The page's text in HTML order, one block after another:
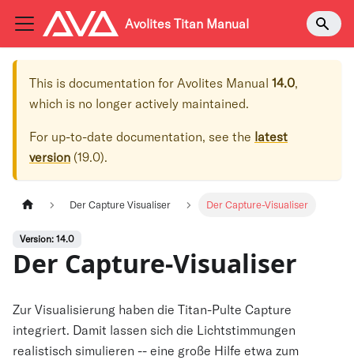
Avolites Titan Manual
This is documentation for Avolites Manual 14.0,
which is no longer actively maintained.
For up-to-date documentation, see the latest
version (19.0).
Der Capture Visualiser Der Capture-Visualiser
Version: 14.0
Der Capture-Visualiser
Zur Visualisierung haben die Titan-Pulte Capture
integriert. Damit lassen sich die Lichtstimmungen
realistisch simulieren -- eine große Hilfe etwa zum